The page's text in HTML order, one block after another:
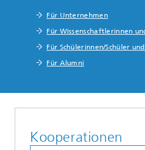
Für Unternehmen
Für Wissenschaftlerinnen
Für Schülerinnen/Schüler
Für Alumni
Kooperationen